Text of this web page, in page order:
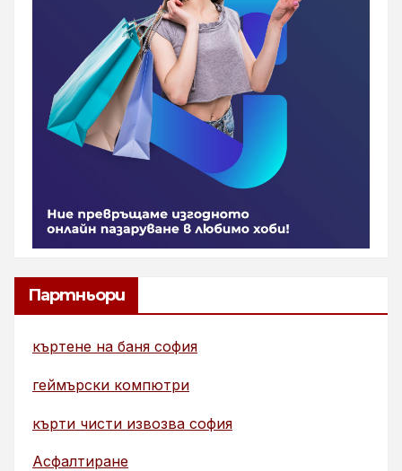
Партньори
къртене на баня софия
геймърски компютри
кърти чисти извозва софия
Асфалтиране